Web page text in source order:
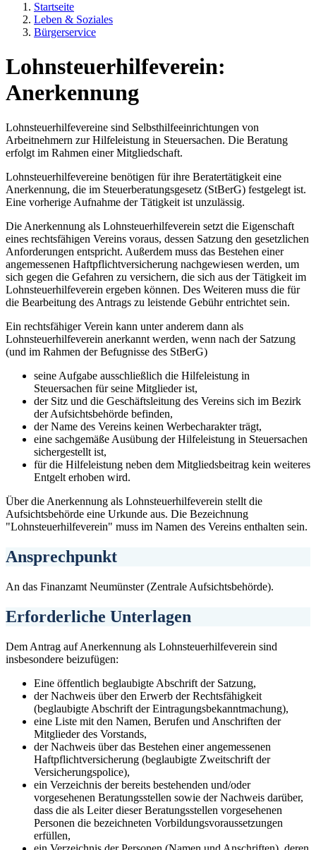
Startseite
Leben & Soziales
Bürgerservice
Lohnsteuerhilfeverein:
Anerkennung
Lohnsteuerhilfevereine sind Selbsthilfeeinrichtungen von
Arbeitnehmern zur Hilfeleistung in Steuersachen. Die Beratung
erfolgt im Rahmen einer Mitgliedschaft.
Lohnsteuerhilfevereine benötigen für ihre Beratertätigkeit eine
Anerkennung, die im Steuerberatungsgesetz (StBerG) festgelegt ist.
Eine vorherige Aufnahme der Tätigkeit ist unzulässig.
Die Anerkennung als Lohnsteuerhilfeverein setzt die Eigenschaft
eines rechtsfähigen Vereins voraus, dessen Satzung den gesetzlichen
Anforderungen entspricht. Außerdem muss das Bestehen einer
angemessenen Haftpflichtversicherung nachgewiesen werden, um
sich gegen die Gefahren zu versichern, die sich aus der Tätigkeit im
Lohnsteuerhilfeverein ergeben können. Des Weiteren muss die für
die Bearbeitung des Antrags zu leistende Gebühr entrichtet sein.
Ein rechtsfähiger Verein kann unter anderem dann als
Lohnsteuerhilfeverein anerkannt werden, wenn nach der Satzung
(und im Rahmen der Befugnisse des StBerG)
seine Aufgabe ausschließlich die Hilfeleistung in
Steuersachen für seine Mitglieder ist,
der Sitz und die Geschäftsleitung des Vereins sich im Bezirk
der Aufsichtsbehörde befinden,
der Name des Vereins keinen Werbecharakter trägt,
eine sachgemäße Ausübung der Hilfeleistung in Steuersachen
sichergestellt ist,
für die Hilfeleistung neben dem Mitgliedsbeitrag kein weiteres
Entgelt erhoben wird.
Über die Anerkennung als Lohnsteuerhilfeverein stellt die
Aufsichtsbehörde eine Urkunde aus. Die Bezeichnung
"Lohnsteuerhilfeverein" muss im Namen des Vereins enthalten sein.
Ansprechpunkt
An das Finanzamt Neumünster (Zentrale Aufsichtsbehörde).
Erforderliche Unterlagen
Dem Antrag auf Anerkennung als Lohnsteuerhilfeverein sind
insbesondere beizufügen:
Eine öffentlich beglaubigte Abschrift der Satzung,
der Nachweis über den Erwerb der Rechtsfähigkeit
(beglaubigte Abschrift der Eintragungsbekanntmachung),
eine Liste mit den Namen, Berufen und Anschriften der
Mitglieder des Vorstands,
der Nachweis über das Bestehen einer angemessenen
Haftpflichtversicherung (beglaubigte Zweitschrift der
Versicherungspolice),
ein Verzeichnis der bereits bestehenden und/oder
vorgesehenen Beratungsstellen sowie der Nachweis darüber,
dass die als Leiter dieser Beratungsstellen vorgesehenen
Personen die bezeichneten Vorbildungsvoraussetzungen
erfüllen,